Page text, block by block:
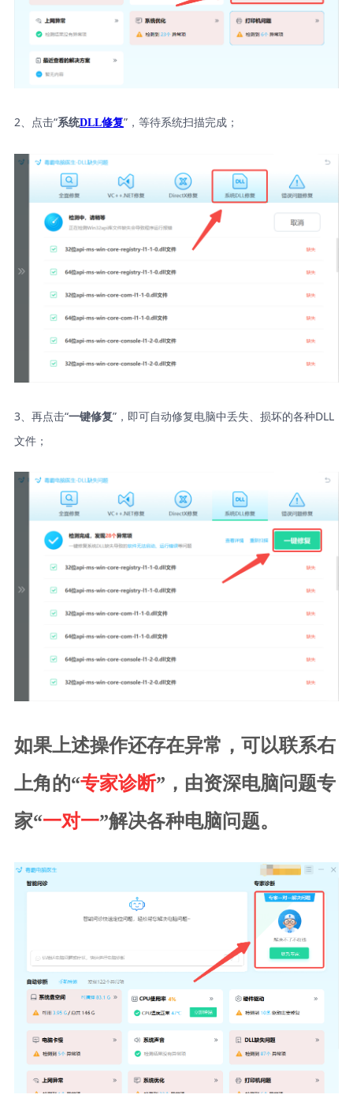
2、点击“系统DLL修复”，等待系统扫描完成；
3、再点击“一键修复”，即可自动修复电脑中丢失、损坏的各种DLL
文件；
如果上述操作还存在异常，可以联系右
上角的“专家诊断”，由资深电脑问题专
家“一对一”解决各种电脑问题。